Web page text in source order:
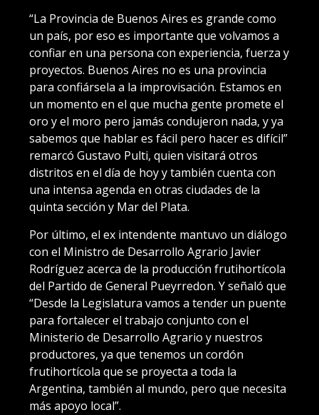
“La Provincia de Buenos Aires es grande como
un país, por eso es importante que volvamos a
confiar en una persona con experiencia, fuerza y
proyectos. Buenos Aires no es una provincia
para confiársela a la improvisación. Estamos en
un momento en el que mucha gente promete el
oro y el moro pero jamás condujeron nada, y ya
sabemos que hablar es fácil pero hacer es difícil”
remarcó Gustavo Pulti, quien visitará otros
distritos en el día de hoy y también cuenta con
una intensa agenda en otras ciudades de la
quinta sección y Mar del Plata.
Por último, el ex intendente mantuvo un diálogo
con el Ministro de Desarrollo Agrario Javier
Rodríguez acerca de la producción frutihortícola
del Partido de General Pueyrredon. Y señaló que
“Desde la Legislatura vamos a tender un puente
para fortalecer el trabajo conjunto con el
Ministerio de Desarrollo Agrario y nuestros
productores, ya que tenemos un cordón
frutihortícola que se proyecta a toda la
Argentina, también al mundo, pero que necesita
más apoyo local”.